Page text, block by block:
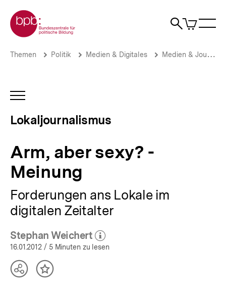
zum
Seiteninhalt
springen
Zur Startseite der bpb
Suche
Artikel
im
Arm,
Meinung
Lokaljournalismus
Brotkrümelnavigation
Pfadnavigation
Themen Politik Medien & Digitales Medien & Journalismus
INHALTSNAVIGATION
Lokaljournalismus
Arm, aber sexy? -
Meinung
Forderungen ans Lokale im
digitalen Zeitalter
Stephan Weichert
(Mehr zum Autor)
öffnen
16.01.2012 / 5 Minuten zu lesen
TeilenInhalt